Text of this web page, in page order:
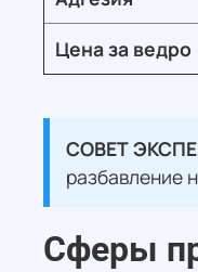
Цена за ведро
СОВЕТ
разбавление
Сферы